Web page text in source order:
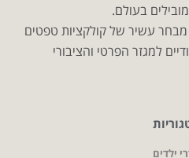
בעולם.
עשיר של קולקציות טפטים
למגזר הפרטי והציבורי
ילדים